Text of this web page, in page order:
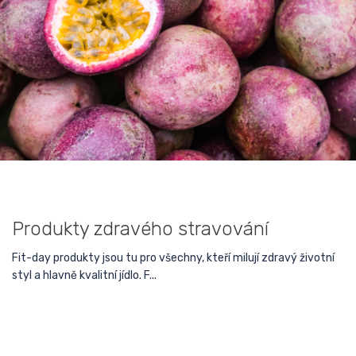
Produkty zdravého stravování
Fit-day produkty jsou tu pro všechny, kteří milují zdravý životní
styl a hlavně kvalitní jídlo. F...